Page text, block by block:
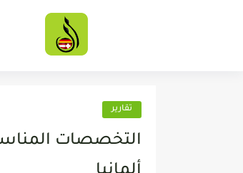
تقارير
التخصصات